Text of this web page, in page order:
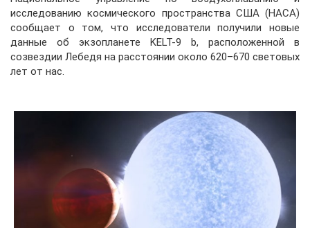
исследованию космического пространства США (НАСА)
сообщает о том, что исследователи получили новые
данные об экзопланете KELT-9 b, расположенной в
созвездии Лебедя на расстоянии около 620–670 световых
лет от нас.